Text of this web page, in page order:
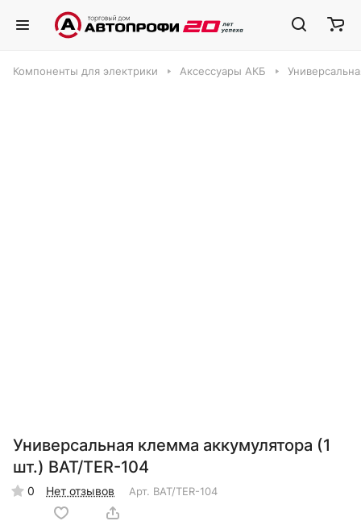
Компоненты для электрики Аксессуары АКБ
Универсальная клемма аккумулятора (1
шт.) BAT/TER-104
0 Нет отзывов Арт. BAT/TER-104